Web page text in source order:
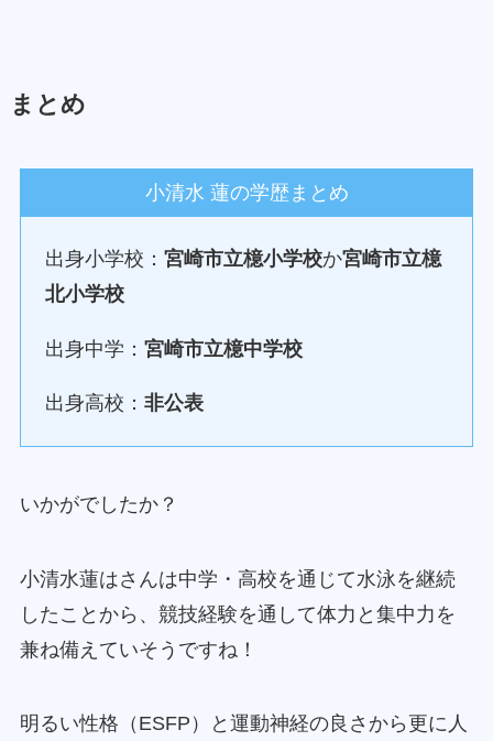
まとめ
小清水 蓮の学歴まとめ
出身小学校：宮崎市立檍小学校か宮崎市立檍
北小学校
出身中学：宮崎市立檍中学校
出身高校：非公表
いかがでしたか？
小清水蓮はさんは中学・高校を通じて水泳を継続
したことから、競技経験を通して体力と集中力を
兼ね備えていそうですね！
明るい性格（ESFP）と運動神経の良さから更に人